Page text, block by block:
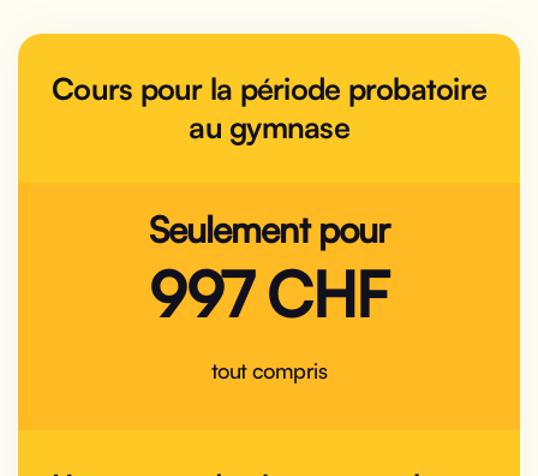
Cours pour la période probatoire
au gymnase
Seulement pour
997 CHF
tout compris